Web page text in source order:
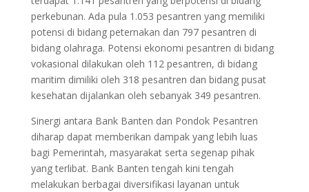
perkebunan. Ada pula 1.053 pesantren yang memiliki
potensi di bidang peternakan dan 797 pesantren di
bidang olahraga. Potensi ekonomi pesantren di bidang
vokasional dilakukan oleh 112 pesantren, di bidang
maritim dimiliki oleh 318 pesantren dan bidang pusat
kesehatan dijalankan oleh sebanyak 349 pesantren.
Sinergi antara Bank Banten dan Pondok Pesantren
diharap dapat memberikan dampak yang lebih luas
bagi Pemerintah, masyarakat serta segenap pihak
yang terlibat. Bank Banten tengah kini tengah
melakukan berbagai diversifikasi layanan untuk